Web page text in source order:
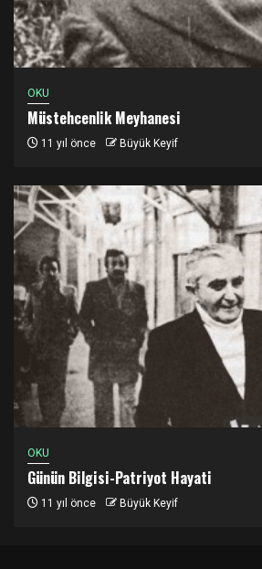
OKU
Müstehcenlik Meyhanesi
11 yıl önce Büyük Keyif
OKU
Günün Bilgisi-Patriyot Hayati
11 yıl önce Büyük Keyif